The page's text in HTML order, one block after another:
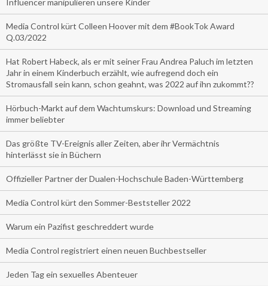
Influencer manipulieren unsere Kinder
Media Control kürt Colleen Hoover mit dem #BookTok Award
Q.03/2022
Hat Robert Habeck, als er mit seiner Frau Andrea Paluch im letzten
Jahr in einem Kinderbuch erzählt, wie aufregend doch ein
Stromausfall sein kann, schon geahnt, was 2022 auf ihn zukommt??
Hörbuch-Markt auf dem Wachtumskurs: Download und Streaming
immer beliebter
Das größte TV-Ereignis aller Zeiten, aber ihr Vermächtnis
hinterlässt sie in Büchern
Offizieller Partner der Dualen-Hochschule Baden-Württemberg
Media Control kürt den Sommer-Beststeller 2022
Warum ein Pazifist geschreddert wurde
Media Control registriert einen neuen Buchbestseller
Jeden Tag ein sexuelles Abenteuer